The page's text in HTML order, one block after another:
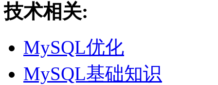
技术相关:
MySQL优化
MySQL基础知识